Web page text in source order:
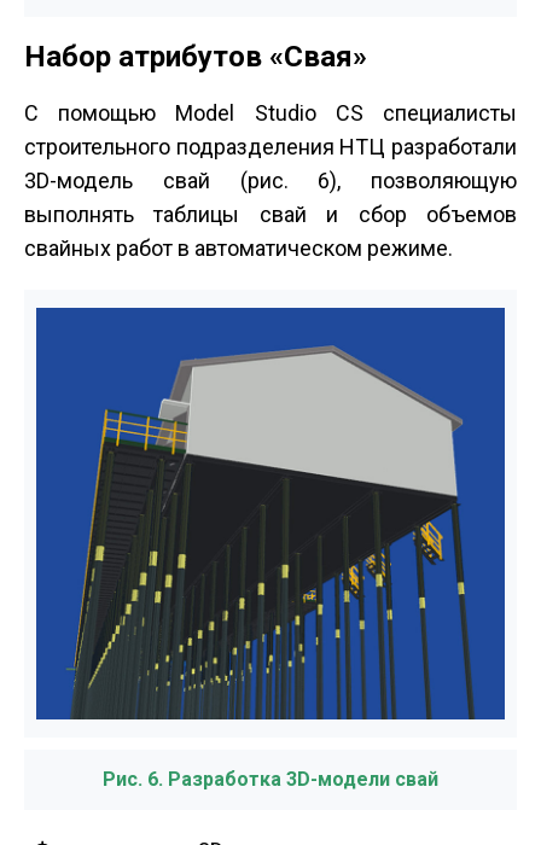
Набор атрибутов «Свая»
С помощью Model Studio CS специалисты
строительного подразделения НТЦ разработали
3D-модель свай (рис. 6), позволяющую
выполнять таблицы свай и сбор объемов
свайных работ в автоматическом режиме.
Рис. 6. Разработка 3D-модели свай